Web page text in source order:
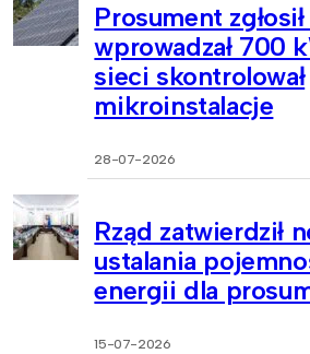
Prosument
wprowadzał 700
sieci skontrolował
mikroinstalacje
28-07-2026
Rząd zatwierdził
ustalania
energii dla
15-07-2026